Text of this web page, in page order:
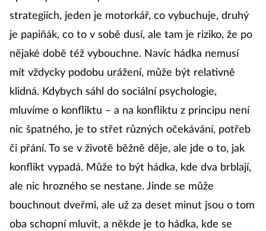
strategiích, jeden je motorkář, co vybuchuje, druhý
je papiňák, co to v sobě dusí, ale tam je riziko, že po
nějaké době též vybouchne. Navíc hádka nemusí
mít vždycky podobu urážení, může být relativně
klidná. Kdybych sáhl do sociální psychologie,
mluvíme o konfliktu – a na konfliktu z principu není
nic špatného, je to střet různých očekávání, potřeb
či přání. To se v životě běžně děje, ale jde o to, jak
konflikt vypadá. Může to být hádka, kde dva brblají,
ale nic hrozného se nestane. Jinde se může
bouchnout dveřmi, ale už za deset minut jsou o tom
oba schopní mluvit, a někde je to hádka, kde se